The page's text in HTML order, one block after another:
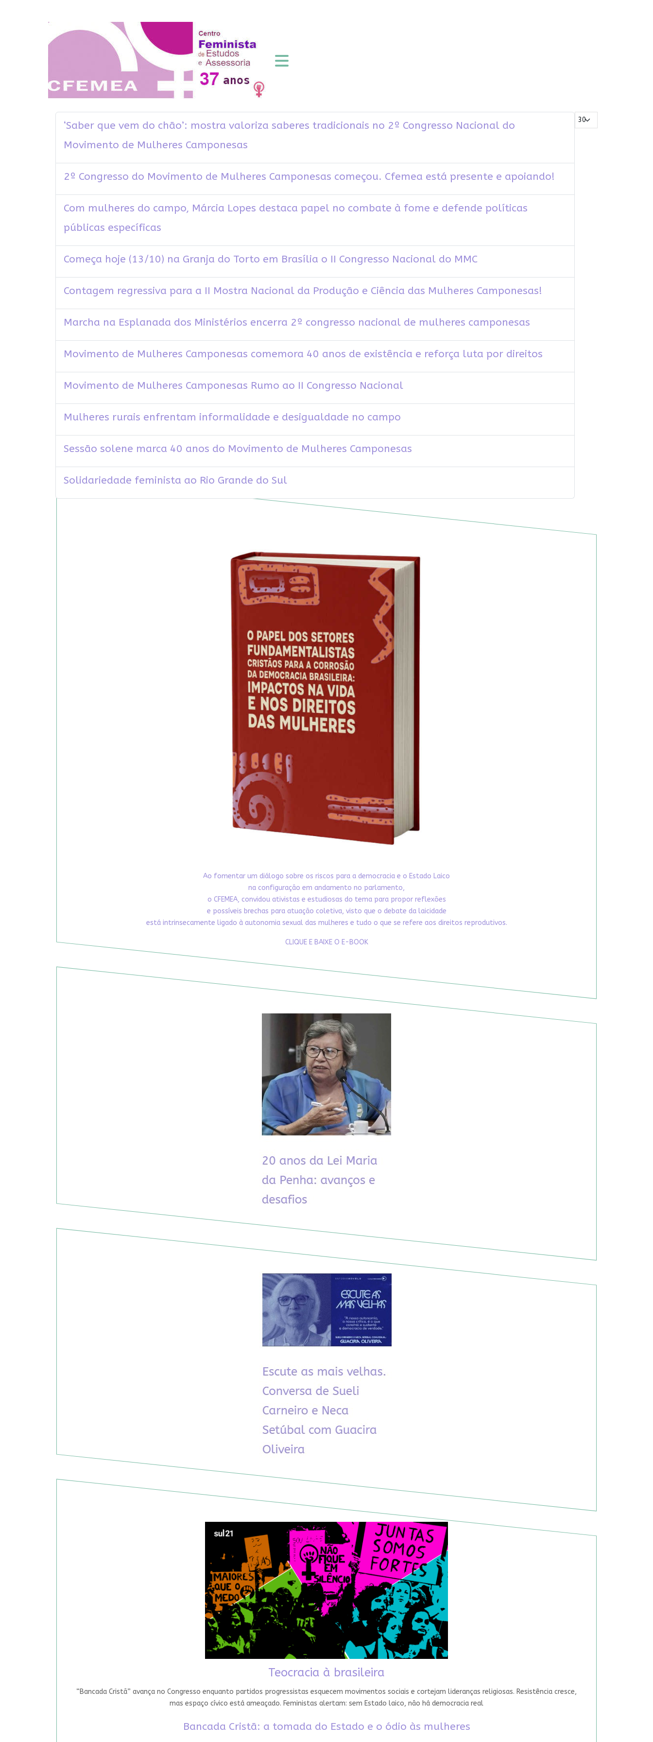
Mostrar #
‘Saber que vem do chão’: mostra valoriza saberes tradicionais no 2º Congresso Nacional do
Movimento de Mulheres Camponesas
2º Congresso do Movimento de Mulheres Camponesas começou. Cfemea está presente e apoiando!
Com mulheres do campo, Márcia Lopes destaca papel no combate à fome e defende políticas
públicas específicas
Começa hoje (13/10) na Granja do Torto em Brasília o II Congresso Nacional do MMC
Contagem regressiva para a II Mostra Nacional da Produção e Ciência das Mulheres Camponesas!
Marcha na Esplanada dos Ministérios encerra 2º congresso nacional de mulheres camponesas
Movimento de Mulheres Camponesas comemora 40 anos de existência e reforça luta por direitos
Movimento de Mulheres Camponesas Rumo ao II Congresso Nacional
Mulheres rurais enfrentam informalidade e desigualdade no campo
Sessão solene marca 40 anos do Movimento de Mulheres Camponesas
Solidariedade feminista ao Rio Grande do Sul
Ao fomentar um diálogo sobre os riscos para a democracia e o Estado Laico
na configuração em andamento no parlamento,
o CFEMEA, convidou ativistas e estudiosas do tema para propor reflexões
e possíveis brechas para atuação coletiva, visto que o debate da laicidade
está intrinsecamente ligado à autonomia sexual das mulheres e tudo o que se refere aos direitos reprodutivos.
CLIQUE E BAIXE O E-BOOK
Teocracia à brasileira
“Bancada Cristã” avança no Congresso enquanto partidos progressistas esquecem movimentos sociais e cortejam lideranças religiosas. Resistência cresce,
mas espaço cívico está ameaçado. Feministas alertam: sem Estado laico, não há democracia real
Bancada Cristã: a tomada do Estado e o ódio às mulheres